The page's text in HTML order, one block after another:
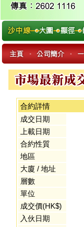
合約詳情
成交日期
上載日期
合約性質
地區
大廈 / 地址
層數
單位
成交價(HK$)
入伙日期